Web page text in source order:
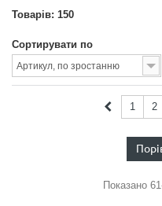
Товарів: 150
Сортирувати по
Показано
1 2